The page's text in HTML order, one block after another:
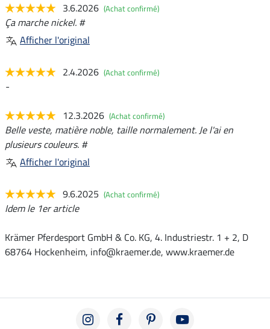
3.6.2026 (Achat confirmé)
Ça marche nickel. #
Afficher l'original
2.4.2026 (Achat confirmé)
-
12.3.2026 (Achat confirmé)
Belle veste, matière noble, taille normalement. Je l'ai en
plusieurs couleurs. #
Afficher l'original
9.6.2025 (Achat confirmé)
Idem le 1er article
Krämer Pferdesport GmbH & Co. KG, 4. Industriestr. 1 + 2, D
68764 Hockenheim, info@kraemer.de, www.kraemer.de